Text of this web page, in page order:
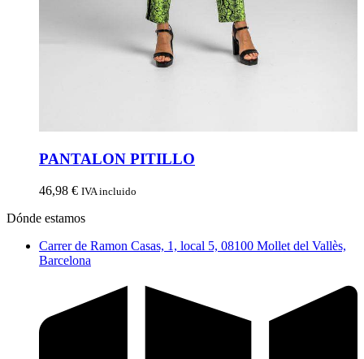
PANTALON PITILLO
46,98 € IVA incluido
Dónde estamos
Carrer de Ramon Casas, 1, local 5, 08100 Mollet del Vallès,
Barcelona